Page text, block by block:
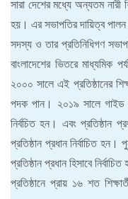
সারা দেশের মধ্যে অন্যতম নারী
হয়। এর সভাপতির দায়িত্ব
সদস্য ও তার প্রতিনিধিগণ
বাংলাদেশের ভিতরে মাধ্যমিক
২০০০ সালে এই প্রতিষ্ঠানের
পদক পান। ২০১৯ সালে গাইড
নির্বচিত হন। এবং প্রতিষ্ঠান
প্রতিষ্ঠান প্রধান নির্বাচিত
প্রতিষ্ঠান প্রধান হিসাবে নির্বাচিত
প্রতিষ্ঠানে প্রায় ১৬ শত